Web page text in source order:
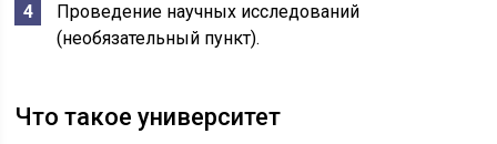
Проведение научных исследований
(необязательный пункт).
Что такое университет